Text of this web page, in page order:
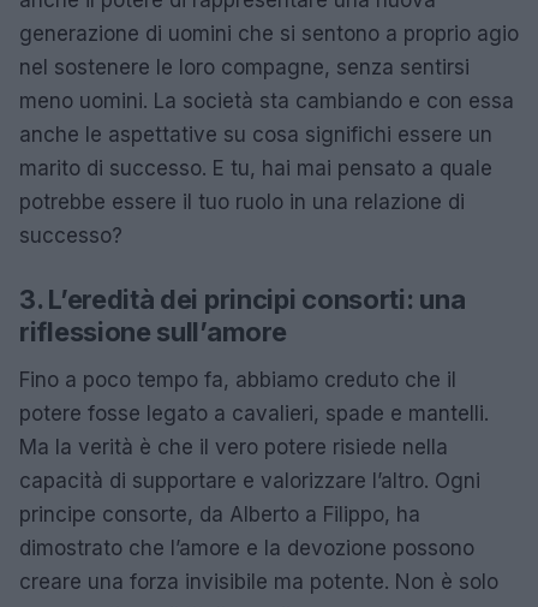
generazione di uomini che si sentono a proprio agio
nel sostenere le loro compagne, senza sentirsi
meno uomini. La società sta cambiando e con essa
anche le aspettative su cosa significhi essere un
marito di successo. E tu, hai mai pensato a quale
potrebbe essere il tuo ruolo in una relazione di
successo?
3. L’eredità dei principi consorti: una
riflessione sull’amore
Fino a poco tempo fa, abbiamo creduto che il
potere fosse legato a cavalieri, spade e mantelli.
Ma la verità è che il vero potere risiede nella
capacità di supportare e valorizzare l’altro. Ogni
principe consorte, da Alberto a Filippo, ha
dimostrato che l’amore e la devozione possono
creare una forza invisibile ma potente. Non è solo